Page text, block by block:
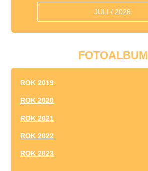
JULI / 2026
FOTOALBUM
ROK 2019
ROK 2020
ROK 2021
ROK 2022
ROK 2023